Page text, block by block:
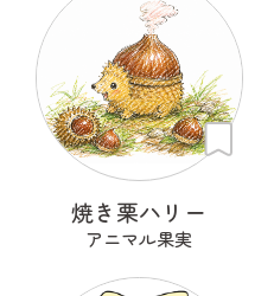
焼き栗ハリー
アニマル果実